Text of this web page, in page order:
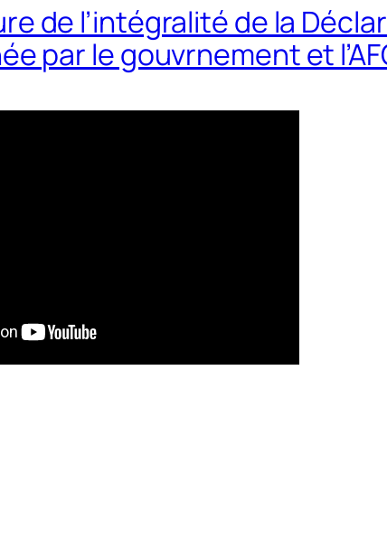
de l’intégralité de la
par le gouvrnement et